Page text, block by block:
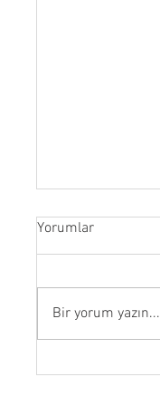
Yorumlar
Bir yorum yazın...